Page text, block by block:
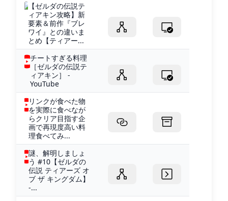
【ゼルダの伝説テ
ィアキン攻略】新
要素＆前作『ブレ
ワイ』との違いま
とめ【ティアー...
チートすぎる料理
［ゼルダの伝説テ
ィアキン］ -
YouTube
リンクが食べた物
を実際に食べなが
らクリア目指す企
画で再現度高い料
理食べてみ...
謎、解明しましょ
う #10【ゼルダの
伝説 ティアーズ オ
ブ ザ キングダム】
-...